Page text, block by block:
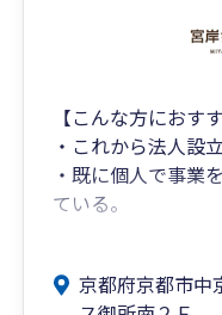
【こんな方におす
・これから法人設
・既に個人で事業
ている。
【経営に集中して
・会社設立時の創
京都府京都市中